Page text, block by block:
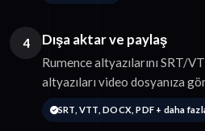
4 Dışa aktar ve paylaş
Rumence altyazılarını SRT/
altyazıları video dosyanıza
SRT, VTT, DOCX, PDF + daha